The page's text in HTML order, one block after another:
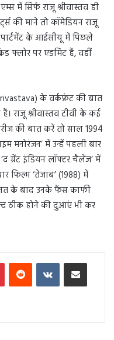
में सिर्फ राजू श्रीवास्तव ही
की माने तो कॉमेडियन राजू
के आईसीयू में पिछले
फ्लोर पर एडमिट हैं, वहीं
के वर्कफ्रंट की बात
राजू श्रीवास्तव टीवी के कई
की बात करें तो साल 1994
मनोरंजन’ में उन्हें पहली बार
ग्रेंट इंडियन लॉफ्टर चैलेंज’ में
फिल्म ‘तेजाब’ (1988) में
के बाद उनके फैंस काफी
ठीक होने की दुआएं भी कर
PinterestReddit VKontakteShare via Email